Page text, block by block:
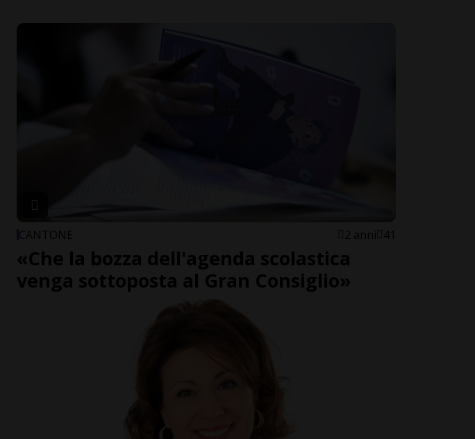
CANTONE 2 anni 41
«Che la bozza dell'agenda scolastica
venga sottoposta al Gran Consiglio»